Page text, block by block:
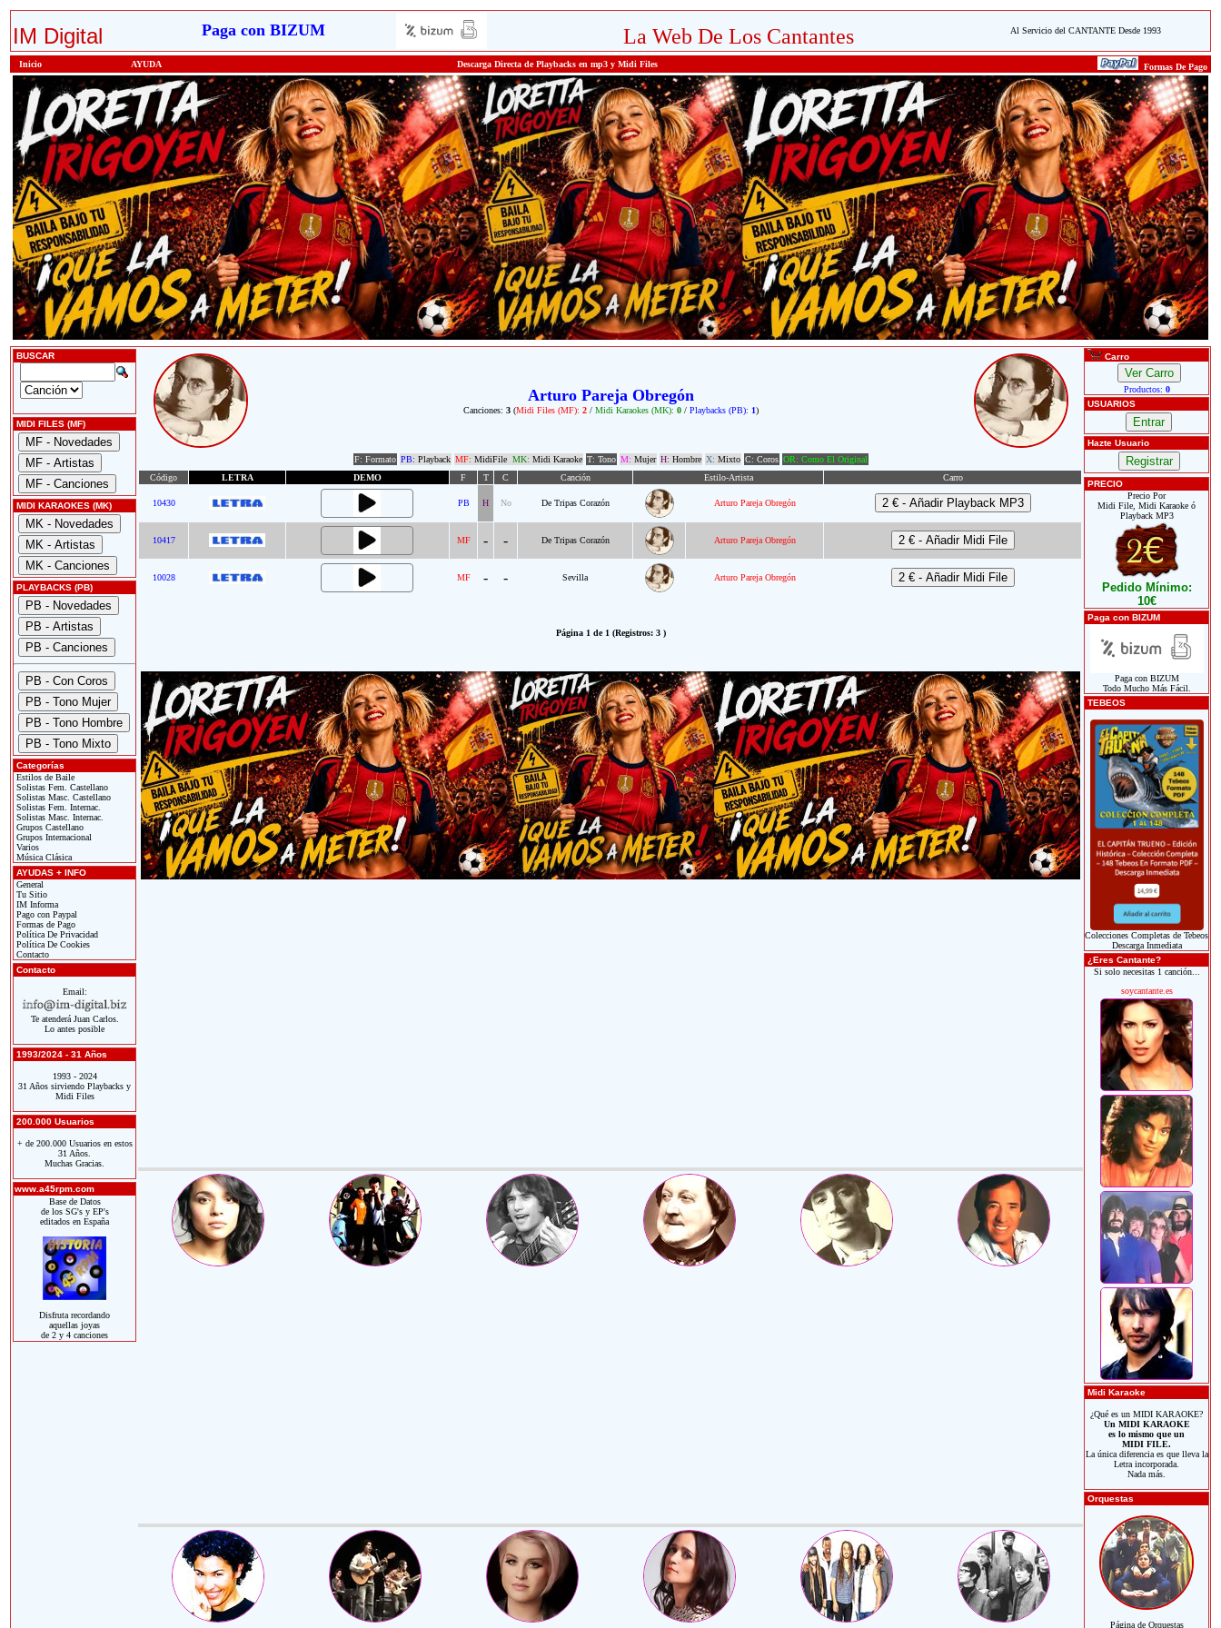
IM Digital Paga con BIZUM La Web De Los Cantantes Al Servicio del CANTANTE Desde 1993
Inicio AYUDA Descarga Directa de Playbacks en mp3 y Midi Files Formas De Pago
BUSCAR
MIDI FILES (MF)
MIDI KARAOKES (MK)
PLAYBACKS (PB)
Categorías
Estilos de Baile
Solistas Fem. Castellano
Solistas Masc. Castellano
Solistas Fem. Internac.
Solistas Masc. Internac.
Grupos Castellano
Grupos Internacional
Varios
Música Clásica
AYUDAS + INFO
General
Tu Sitio
IM Informa
Pago con Paypal
Formas de Pago
Política De Privacidad
Política De Cookies
Contacto
Contacto
Email:
Te atenderá Juan Carlos.
Lo antes posible
1993/2024 - 31 Años
1993 - 2024
31 Años sirviendo Playbacks y
Midi Files
200.000 Usuarios
+ de 200.000 Usuarios en estos
31 Años.
Muchas Gracias.
www.a45rpm.com
Base de Datos
de los SG's y EP's
editados en España
Disfruta recordando
aquellas joyas
de 2 y 4 canciones
Arturo Pareja Obregón
Canciones: 3(Midi Files (MF): 2/Midi Karaokes (MK): 0/ Playbacks (PB): 1)
F: Formato PB: Playback MF: MidiFile MK: Midi Karaoke T: Tono M: Mujer H: Hombre X: Mixto C: Coros OR: Como El Original
Código
LETRA DEMO F T C Canción Estilo-Artista Carro
10430 PB H No De Tripas Corazón Arturo Pareja Obregón
10417 MF - - De Tripas Corazón Arturo Pareja Obregón
10028 MF - - Sevilla Arturo Pareja Obregón
Página 1 de 1 (Registros: 3 )
Carro
Productos: 0
USUARIOS
Hazte Usuario
PRECIO
Precio Por
Midi File, Midi Karaoke ó
Playback MP3
Pedido Mínimo:
10€
Paga con BIZUM
Paga con BIZUM
Todo Mucho Más Fácil.
TEBEOS
Colecciones Completas de Tebeos
Descarga Inmediata
¿Eres Cantante?
Si solo necesitas 1 canción...
soycantante.es
Midi Karaoke
¿Qué es un MIDI KARAOKE?
Un MIDI KARAOKE
es lo mismo que un
MIDI FILE.
La única diferencia es que lleva la
Letra incorporada.
Nada más.
Orquestas
Página de Orquestas